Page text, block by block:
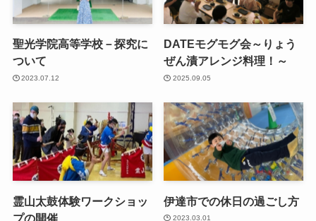
聖光学院高等学校－探究に
ついて
2023.07.12
DATEモグモグ会～りょう
ぜん漬アレンジ料理！～
2025.09.05
霊山太鼓体験ワークショッ
プの開催
伊達市での休日の過ごし方
2023.03.01